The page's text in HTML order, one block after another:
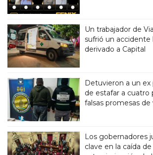
Un trabajador de
sufrió un accidente
derivado a Capital
Detuvieron a un ex
de estafar a cuatro
falsas promesas de
Los gobernadores
clave en la caída